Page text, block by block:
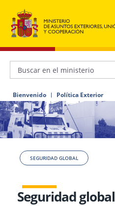
Bienvenido Política Exterior
SEGURIDAD GLOBAL
Seguridad global